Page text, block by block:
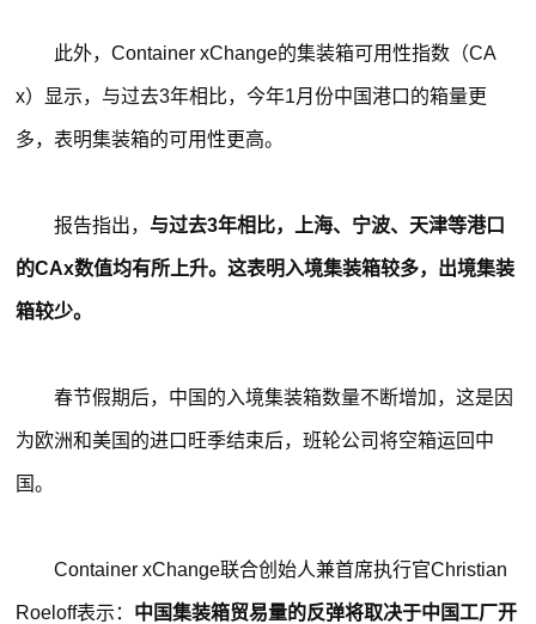
此外，Container xChange的集装箱可用性指数（CA
x）显示，与过去3年相比，今年1月份中国港口的箱量更
多，表明集装箱的可用性更高。
报告指出， 与过去3年相比，上海、宁波、天津等港口
的CAx数值均有所上升。这表明入境集装箱较多，出境集装
箱较少。
春节假期后，中国的入境集装箱数量不断增加，这是因
为欧洲和美国的进口旺季结束后，班轮公司将空箱运回中
国。
Container xChange联合创始人兼首席执行官Christian
Roeloff表示： 中国集装箱贸易量的反弹将取决于中国工厂开